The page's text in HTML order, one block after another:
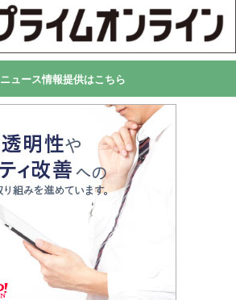
ニュース情報提供はこちら